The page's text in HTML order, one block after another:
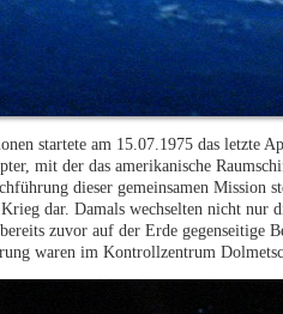
startete am 15.07.1975 das letzte
mit der das amerikanische
dieser gemeinsamen
dar. Damals wechselten nicht nur
zuvor auf der Erde gegenseitige
waren im Kontrollzentrum